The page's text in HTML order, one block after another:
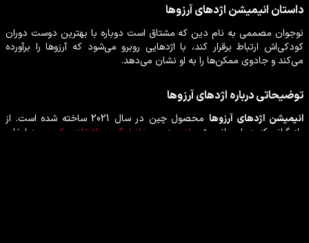
داستان انیمیشن اژدهای آرزوها
نوجوان مصممی به نام دین که مشتاق است دوباره با بهترین دوست دوران
کودکی‌اش ارتباط برقرار کند، با اژدهایی روبرو می‌شود که آرزوها را برآورده
می‌کند و جادوی ممکن‌ها را به او نشان می‌دهد.
توضیحاتی درباره اژدهای آرزوها
انیمیشن اژدهای آرزوها محصول چين در سال
ساخته شده است. از
بازیگرانی که در این انیمیشن انیمیشن خانوادگی عاشقانه کمدی
به ایفای